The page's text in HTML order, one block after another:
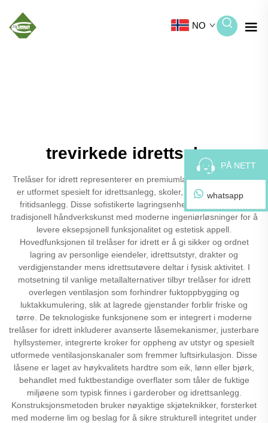
NO
trevirkede idrettsskap
Trelåser for idrett representerer en premiumlagringsløsning som
er utformet spesielt for idrettsanlegg, skoler, treningssentre og
fritidsanlegg. Disse sofistikerte lagringsenhetene kombinerer
tradisjonell håndverkskunst med moderne ingeniørløsninger for å
levere eksepsjonell funksjonalitet og estetisk appell.
Hovedfunksjonen til trelåser for idrett er å gi sikker og ordnet
lagring av personlige eiendeler, idrettsutstyr, drakter og
verdigjenstander mens idrettsutøvere deltar i fysisk aktivitet. I
motsetning til vanlige metallalternativer tilbyr trelåser for idrett
overlegen ventilasjon som forhindrer fuktoppbygging og
luktakkumulering, slik at lagrede gjenstander forblir friske og
tørre. De teknologiske funksjonene som er integrert i moderne
trelåser for idrett inkluderer avanserte låsemekanismer, justerbare
hyllsystemer, integrerte kroker for oppheng av utstyr og spesielt
utformede ventilasjonskanaler som fremmer luftsirkulasjon. Disse
låsene er laget av høykvalitets hardtre som eik, lønn eller bjørk,
behandlet med fuktbestandige overflater som tåler de fuktige
miljøene som typisk finnes i garderober og idrettsanlegg.
Konstruksjonsmetoden bruker nøyaktige skjøteknikker, forsterket
med moderne lim og beslag for å sikre strukturell integritet under
PÅ NETT
whatsapp